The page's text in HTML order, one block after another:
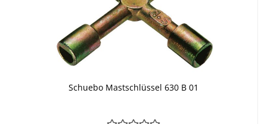
Schu­e­bo Mast­schlüs­sel 630 B 01